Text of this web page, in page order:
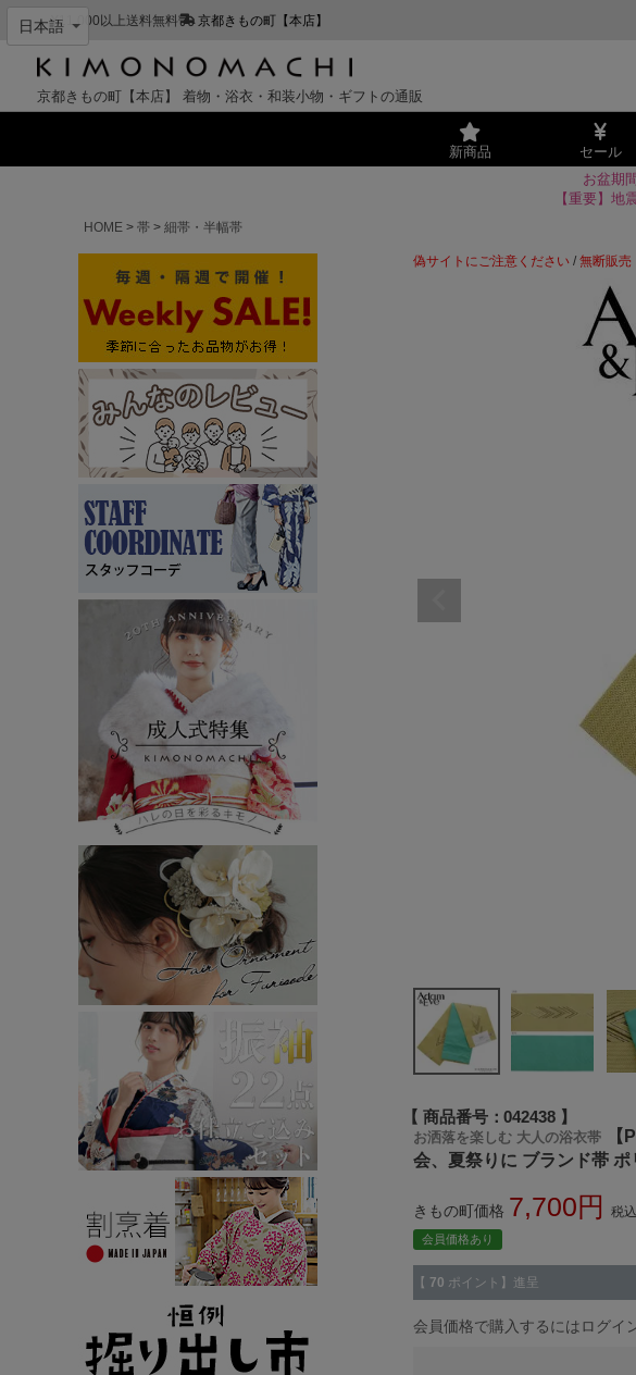
¥11,000以上送料無料 京都きもの町【本店】
京都きもの町【本店】 着物・浴衣・和装小物・ギフトの通販
新商品 セール
お盆期
【重要】地
HOME
帯 細帯・半幅帯
偽サイトにご注意ください / 無断販売
商品番号 042438
お洒落を楽しむ 大人の浴衣帯
会、夏祭りに ブランド帯
きもの町価格 7,700 税込
会員価格あり
【 70 ポイント】進呈
会員価格で購入するにはログイ